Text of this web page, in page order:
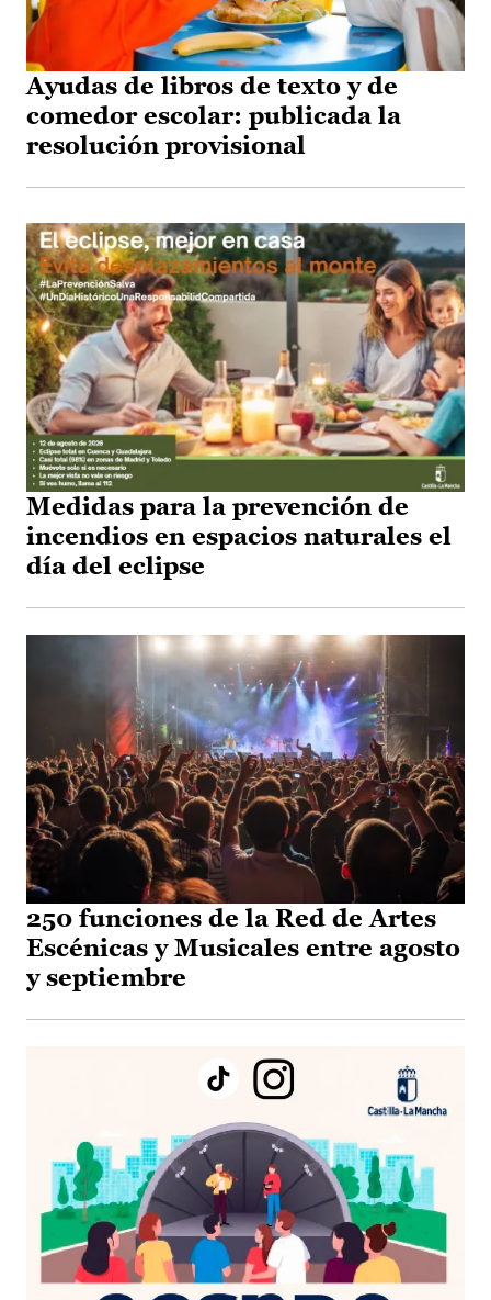
Ayudas de libros de texto y de
comedor escolar: publicada la
resolución provisional
Medidas para la prevención de
incendios en espacios naturales el
día del eclipse
250 funciones de la Red de Artes
Escénicas y Musicales entre agosto
y septiembre